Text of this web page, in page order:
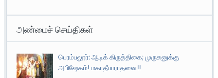
அண்மைச் செய்திகள்
பெரம்பலூர்: ஆடிக் கிருத்திகை; முருகனுக்கு
அபிஷேகம்! மகாதீபாராதனை!!